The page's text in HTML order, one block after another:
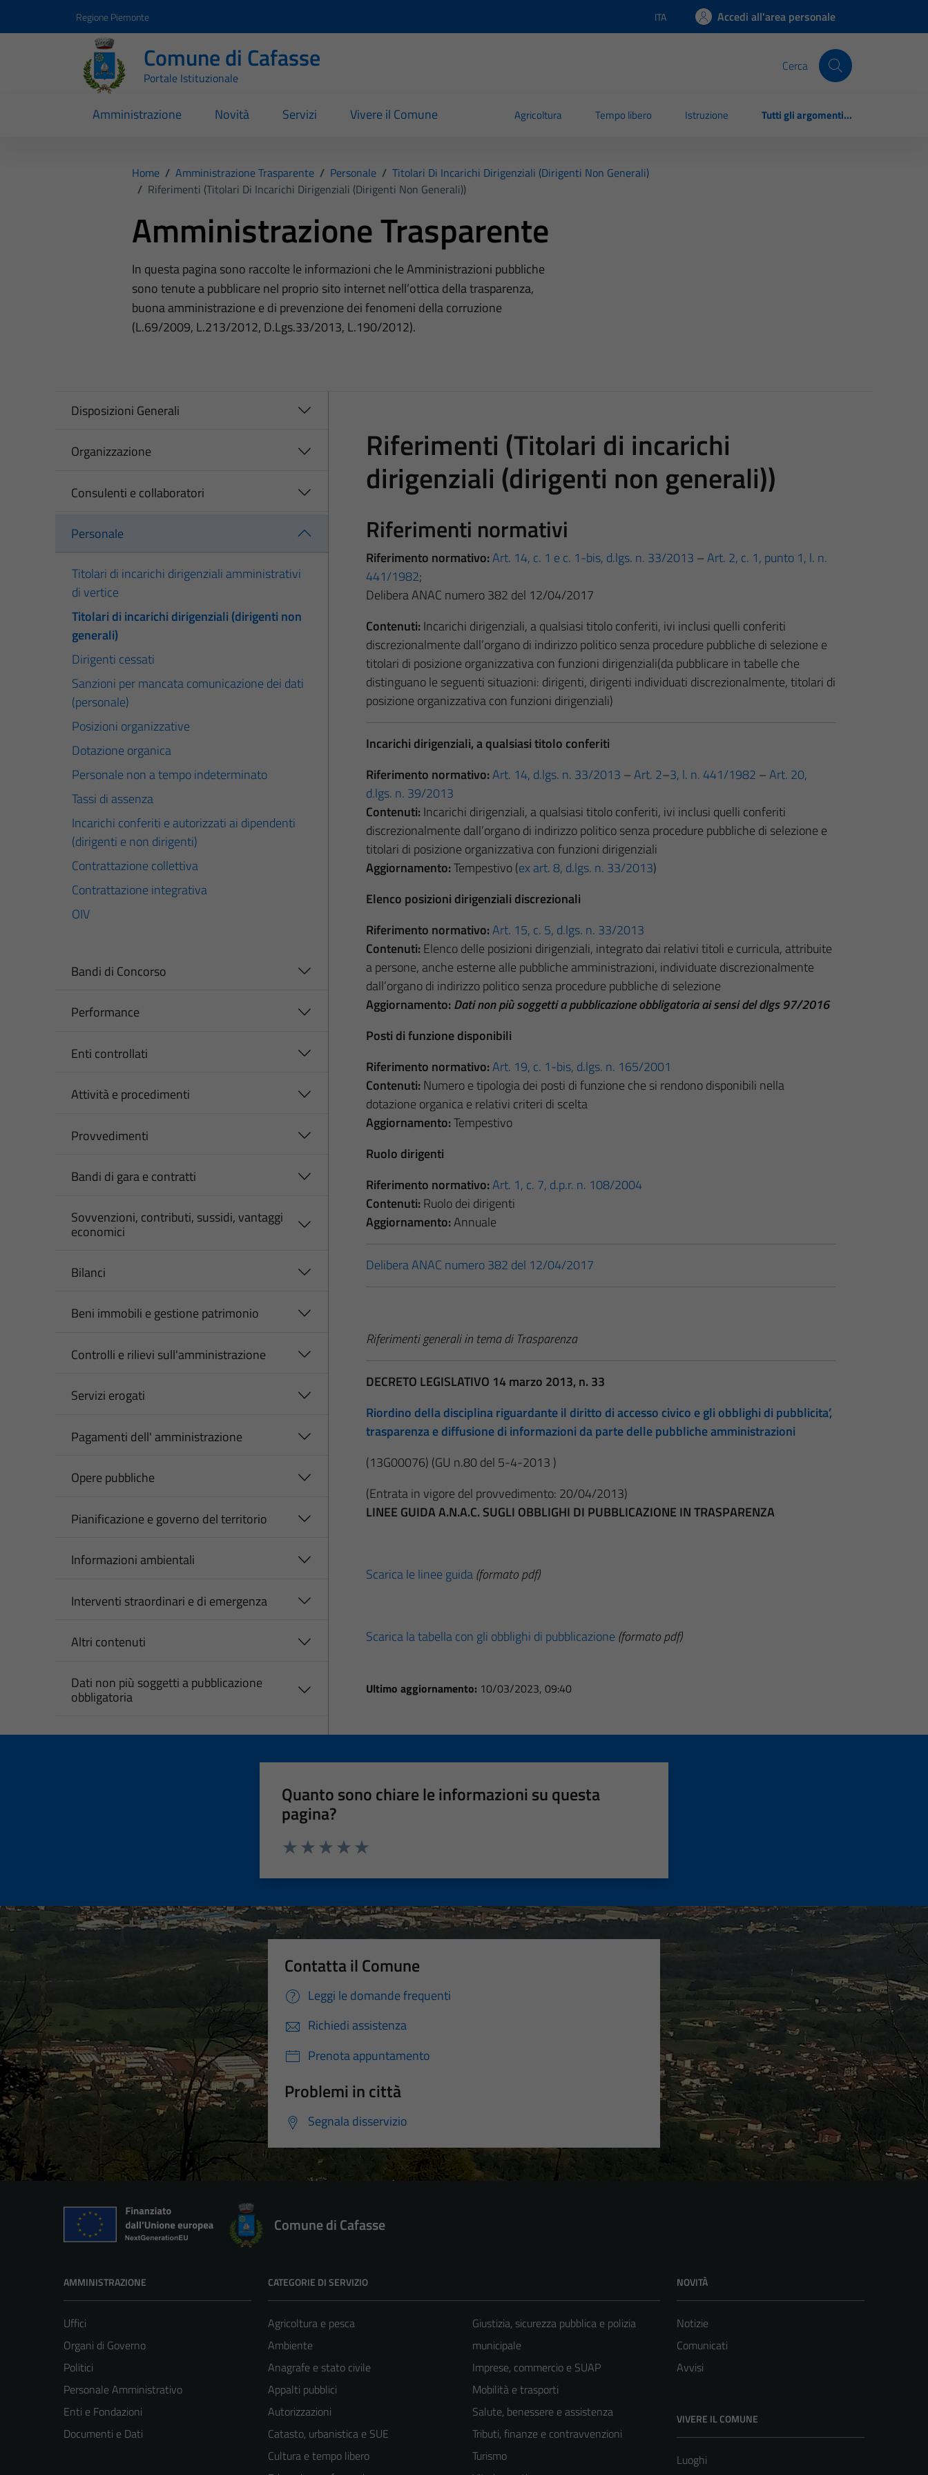
Regione Piemonte Lingua attiva:
ITA Accedi all'area personale
Comune di Cafasse
Portale Istituzionale
Cerca
Amministrazione Novità Servizi Vivere il Comune Agricoltura Tempo libero Istruzione Tutti gli argomenti...
Home / Amministrazione Trasparente / Personale / Titolari Di Incarichi Dirigenziali (dirigenti Non Generali)
/ Riferimenti (Titolari Di Incarichi Dirigenziali (dirigenti Non Generali))
Amministrazione Trasparente
In questa pagina sono raccolte le informazioni che le Amministrazioni pubbliche
sono tenute a pubblicare nel proprio sito internet nell’ottica della trasparenza,
buona amministrazione e di prevenzione dei fenomeni della corruzione
(L.69/2009, L.213/2012, D.Lgs.33/2013, L.190/2012).
Disposizioni Generali
Organizzazione
Consulenti e collaboratori
Personale
Titolari di incarichi dirigenziali amministrativi
di vertice
Titolari di incarichi dirigenziali (dirigenti non
generali)
Dirigenti cessati
Sanzioni per mancata comunicazione dei dati
(personale)
Posizioni organizzative
Dotazione organica
Personale non a tempo indeterminato
Tassi di assenza
Incarichi conferiti e autorizzati ai dipendenti
(dirigenti e non dirigenti)
Contrattazione collettiva
Contrattazione integrativa
OIV
Bandi di Concorso
Performance
Enti controllati
Attività e procedimenti
Provvedimenti
Bandi di gara e contratti
Sovvenzioni, contributi, sussidi, vantaggi
economici
Bilanci
Beni immobili e gestione patrimonio
Controlli e rilievi sull'amministrazione
Servizi erogati
Pagamenti dell' amministrazione
Opere pubbliche
Pianificazione e governo del territorio
Informazioni ambientali
Interventi straordinari e di emergenza
Altri contenuti
Dati non più soggetti a pubblicazione
obbligatoria
Riferimenti (Titolari di incarichi
dirigenziali (dirigenti non generali))
Riferimenti normativi
Riferimento normativo:Art. 14, c. 1 e c. 1-bis, d.lgs. n. 33/2013 –Art. 2, c. 1, punto 1, l. n.
441/1982;
Delibera ANAC numero 382 del 12/04/2017
Contenuti: Incarichi dirigenziali, a qualsiasi titolo conferiti, ivi inclusi quelli conferiti
discrezionalmente dall’organo di indirizzo politico senza procedure pubbliche di selezione e
titolari di posizione organizzativa con funzioni dirigenziali(da pubblicare in tabelle che
distinguano le seguenti situazioni: dirigenti, dirigenti individuati discrezionalmente, titolari di
posizione organizzativa con funzioni dirigenziali)
Incarichi dirigenziali, a qualsiasi titolo conferiti
Riferimento normativo:Art. 14, d.lgs. n. 33/2013 –Art. 2–3, l. n. 441/1982 –Art. 20,
d.lgs. n. 39/2013
Contenuti: Incarichi dirigenziali, a qualsiasi titolo conferiti, ivi inclusi quelli conferiti
discrezionalmente dall’organo di indirizzo politico senza procedure pubbliche di selezione e
titolari di posizione organizzativa con funzioni dirigenziali
Aggiornamento:Tempestivo (ex art. 8, d.lgs. n. 33/2013)
Elenco posizioni dirigenziali discrezionali
Riferimento normativo:Art. 15, c. 5, d.lgs. n. 33/2013
Contenuti: Elenco delle posizioni dirigenziali, integrato dai relativi titoli e curricula, attribuite
a persone, anche esterne alle pubbliche amministrazioni, individuate discrezionalmente
dall’organo di indirizzo politico senza procedure pubbliche di selezione
Aggiornamento: Dati non più soggetti a pubblicazione obbligatoria ai sensi del dlgs 97/2016
Posti di funzione disponibili
Riferimento normativo:Art. 19, c. 1-bis, d.lgs. n. 165/2001
Contenuti: Numero e tipologia dei posti di funzione che si rendono disponibili nella
dotazione organica e relativi criteri di scelta
Aggiornamento:Tempestivo
Ruolo dirigenti
Riferimento normativo:Art. 1, c. 7, d.p.r. n. 108/2004
Contenuti: Ruolo dei dirigenti
Aggiornamento:Annuale
Delibera ANAC numero 382 del 12/04/2017
Riferimenti generali in tema di Trasparenza
DECRETO LEGISLATIVO 14 marzo 2013, n. 33
Riordino della disciplina riguardante il diritto di accesso civico e gli obblighi di pubblicita’,
trasparenza e diffusione di informazioni da parte delle pubbliche amministrazioni
(13G00076) (GU n.80 del 5-4-2013 )
(Entrata in vigore del provvedimento: 20/04/2013)
LINEE GUIDA A.N.A.C. SUGLI OBBLIGHI DI PUBBLICAZIONE IN TRASPARENZA
Scarica le linee guida(formato pdf)
Scarica la tabella con gli obblighi di pubblicazione (formato pdf)
Ultimo aggiornamento: 10/03/2023, 09:40
Quanto sono chiare le informazioni su questa
pagina?
Contatta il Comune
Leggi le domande frequenti
Richiedi assistenza
Prenota appuntamento
Problemi in città
Segnala disservizio
Comune di Cafasse
AMMINISTRAZIONE
Uffici
Organi di Governo
Politici
Personale Amministrativo
Enti e Fondazioni
Documenti e Dati
CATEGORIE DI SERVIZIO
Agricoltura e pesca
Ambiente
Anagrafe e stato civile
Appalti pubblici
Autorizzazioni
Catasto, urbanistica e SUE
Cultura e tempo libero
Giustizia, sicurezza pubblica e polizia
municipale
Imprese, commercio e SUAP
Mobilità e trasporti
Salute, benessere e assistenza
Tributi, finanze e contravvenzioni
Turismo
NOVITÀ
Notizie
Comunicati
Avvisi
VIVERE IL COMUNE
Luoghi